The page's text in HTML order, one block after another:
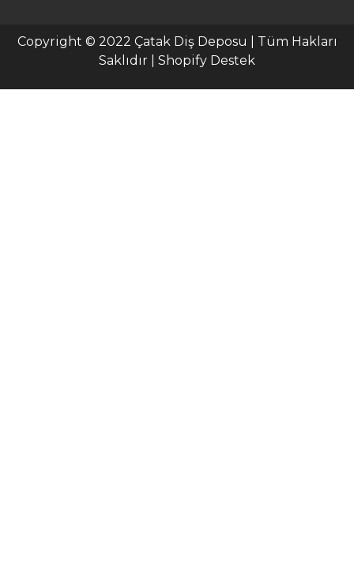
Copyright © 2022 Çatak Diş Deposu | Tüm Hakları
Saklıdır | Shopify Destek